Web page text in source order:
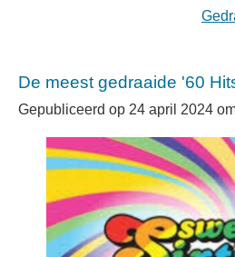
De meest gedraaide '60
Gepubliceerd op 24 april 2024